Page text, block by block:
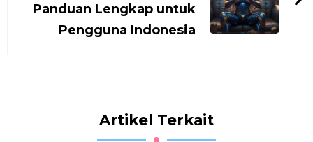
Panduan Lengkap untuk
Pengguna Indonesia
Artikel Terkait